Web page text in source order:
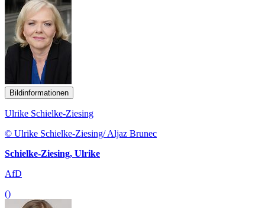
Bildinformationen
Ulrike Schielke-Ziesing
© Ulrike Schielke-Ziesing/ Aljaz Brunec
Schielke-Ziesing, Ulrike
AfD
()